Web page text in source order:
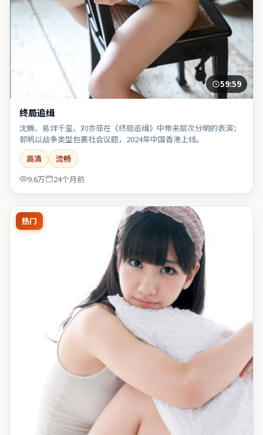
59:59
终局追缉
沈腾、易烊千玺、刘亦菲在《终局追缉》中带来层次分明的表演；
郭帆以战争类型包裹社会议题，2024年中国香港上线。
高清
流畅
9.6万
24个月前
热门